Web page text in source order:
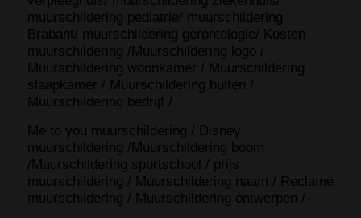
muurschildering pediatrie/ muurschildering
Brabant/ muurschildering gerontologie/ Kosten
muurschildering /Muurschildering logo /
Muurschildering woonkamer / Muurschildering
slaapkamer / Muurschildering buiten /
Muurschildering bedrijf /
Me to you muurschildering / Disney
muurschildering /Muurschildering boom
/Muurschildering sportschool / prijs
muurschildering / Muurschildering naam / Reclame
muurschildering / Muurschildering ontwerpen /